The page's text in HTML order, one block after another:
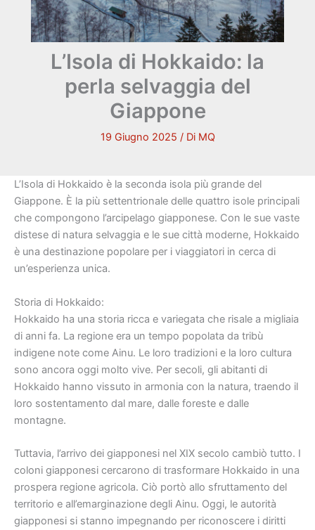
L’Isola di Hokkaido: la
perla selvaggia del
Giappone
19 Giugno 2025 / Di MQ
L’Isola di Hokkaido è la seconda isola più grande del
Giappone. È la più settentrionale delle quattro isole principali
che compongono l’arcipelago giapponese. Con le sue vaste
distese di natura selvaggia e le sue città moderne, Hokkaido
è una destinazione popolare per i viaggiatori in cerca di
un’esperienza unica.
Storia di Hokkaido:
Hokkaido ha una storia ricca e variegata che risale a migliaia
di anni fa. La regione era un tempo popolata da tribù
indigene note come Ainu. Le loro tradizioni e la loro cultura
sono ancora oggi molto vive. Per secoli, gli abitanti di
Hokkaido hanno vissuto in armonia con la natura, traendo il
loro sostentamento dal mare, dalle foreste e dalle
montagne.
Tuttavia, l’arrivo dei giapponesi nel XIX secolo cambiò tutto. I
coloni giapponesi cercarono di trasformare Hokkaido in una
prospera regione agricola. Ciò portò allo sfruttamento del
territorio e all’emarginazione degli Ainu. Oggi, le autorità
giapponesi si stanno impegnando per riconoscere i diritti